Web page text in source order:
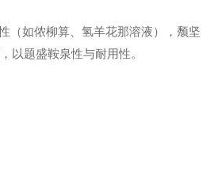
（如侬柳算、氢羊花那溶液），颓坚
以题盛鞍泉性与耐用性。